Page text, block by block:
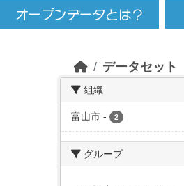
データセット
組織
富山市 - 2
グループ